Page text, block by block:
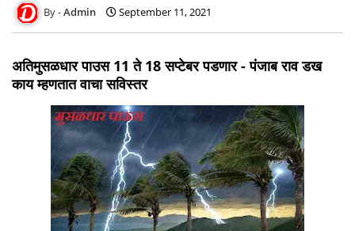
Admin September 11, 2021
अतिमुसळधार पाउस 11 ते 18 सप्टेबर पडणार - पंजाब राव डख
काय म्हणतात वाचा सविस्तर